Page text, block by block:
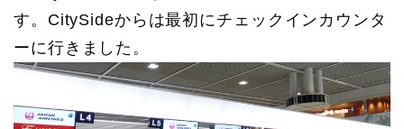
す。CitySideからは最初にチェックインカウンタ
ーに行きました。